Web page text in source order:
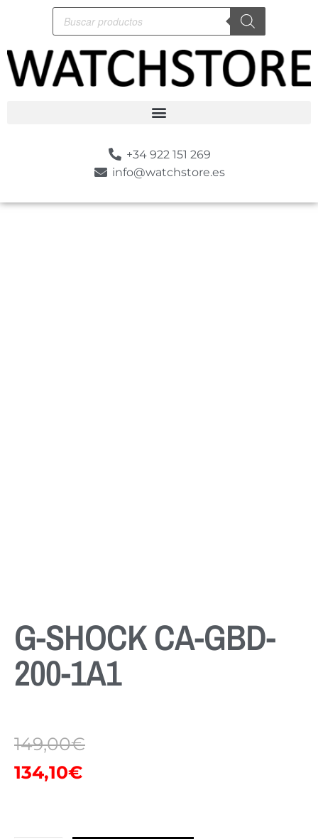
+34 922 151 269
info@watchstore.es
G-SHOCK CA-GBD-
200-1A1
149,00€
134,10€